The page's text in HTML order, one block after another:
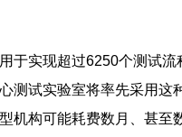
于实现超过6250个测试流
测试实验室将率先采用这
机构可能耗费数月、甚至